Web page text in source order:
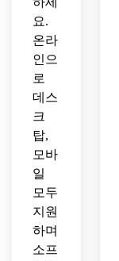
요.
온라
인으
로
데스
크
탑,
모바
일
모두
지원
하며
소프